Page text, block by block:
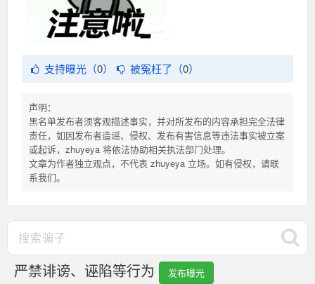
支持曝光（0） 被冤枉了（0）
声明：
黑名单发布者须客观描述事实，并对所发布的内容承担完全法律
责任，如因发布者造谣、侵权、发布有害信息等违法事实被立案
或起诉，zhuyeya 将依法协助相关执法部门处理。
文章为作者独立观点，不代表 zhuyeya 立场。如有侵权，请联
系我们。
严禁诽谤、诬陷等行为 发布曝光